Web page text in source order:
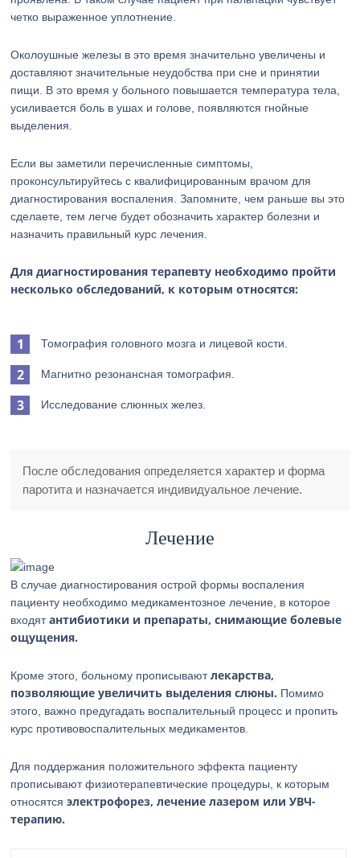
четко выраженное уплотнение.
Околоушные железы в это время значительно увеличены и
доставляют значительные неудобства при сне и принятии
пищи. В это время у больного повышается температура тела,
усиливается боль в ушах и голове, появляются гнойные
выделения.
Если вы заметили перечисленные симптомы,
проконсультируйтесь с квалифицированным врачом для
диагностирования воспаления. Запомните, чем раньше вы это
сделаете, тем легче будет обозначить характер болезни и
назначить правильный курс лечения.
Для диагностирования терапевту необходимо пройти
несколько обследований, к которым относятся:
Томография головного мозга и лицевой кости.
Магнитно резонансная томография.
Исследование слюнных желез.
После обследования определяется характер и форма
паротита и назначается индивидуальное лечение.
Лечение
В случае диагностирования острой формы воспаления
пациенту необходимо медикаментозное лечение, в которое
входятантибиотики и препараты, снимающие болевые
ощущения.
Кроме этого, больному прописываютлекарства,
позволяющие увеличить выделения слюны. Помимо
этого, важно предугадать воспалительный процесс и пропить
курс противовоспалительных медикаментов.
Для поддержания положительного эффекта пациенту
прописывают физиотерапевтические процедуры, к которым
относятсяэлектрофорез, лечение лазером или УВЧ-
терапию.